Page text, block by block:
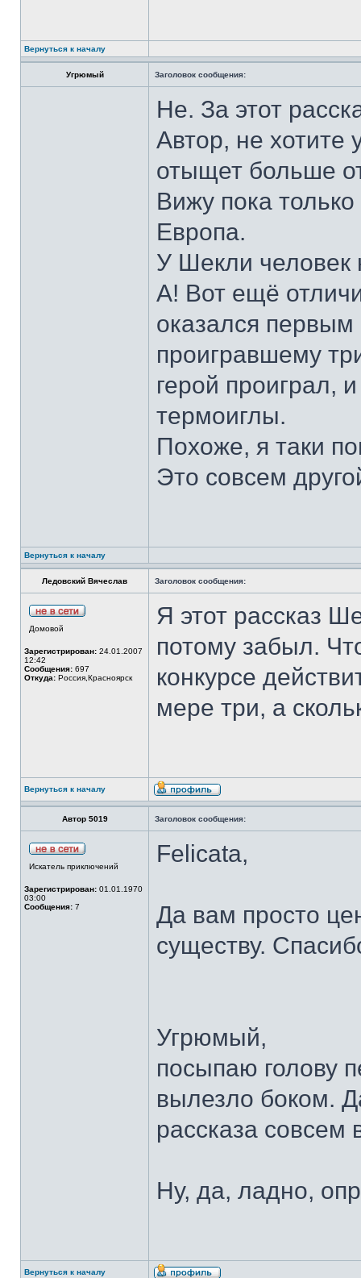
Вернуться к началу
Угрюмый Заголовок сообщения:
Не. За этот
Автор, не хотите
отыщет больше
Вижу пока
Европа.
У Шекли человек
А! Вот ещё
оказался
проигравшему
герой проиграл,
термоиглы.
Похоже, я таки
Это совсем
Вернуться к началу
Ледовский Вячеслав Заголовок сообщения:
Домовой
Зарегистрирован: 24.01.2007
12:42
Сообщения: 697
Откуда: Россия,Красноярск
Я этот рассказ
потому забыл.
конкурсе
мере три, а
Вернуться к началу
Автор 5019 Заголовок сообщения:
Искатель приключений
Зарегистрирован: 01.01.1970
03:00
Сообщения: 7
Felicata,
Да вам просто
существу.
Угрюмый,
посыпаю голову
вылезло боком.
рассказа совсем
Ну, да, ладно,
Вернуться к началу